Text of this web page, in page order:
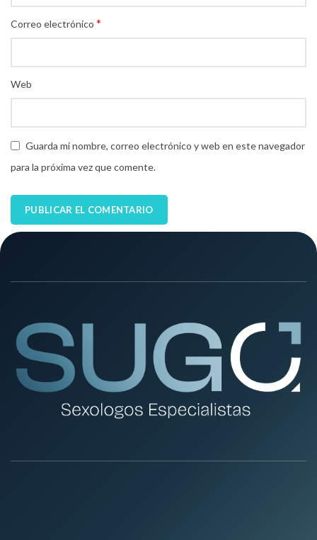
Correo electrónico *
Web
Guarda mi nombre, correo electrónico y web en este navegador
para la próxima vez que comente.